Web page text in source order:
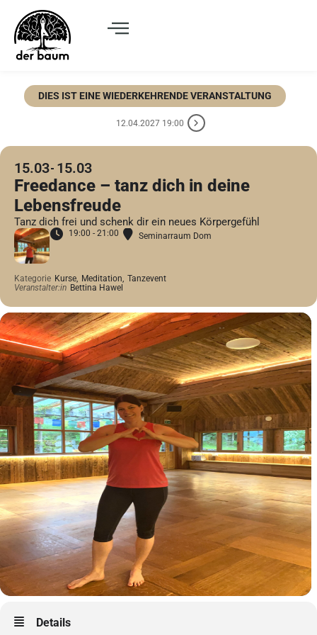
DIES IST EINE WIEDERKEHRENDE VERANSTALTUNG
12.04.2027 19:00
15.03 15.03
Freedance – tanz dich in deine
Lebensfreude
Tanz dich frei und schenk dir ein neues Körpergefühl
19:00 - 21:00 Seminarraum Dom
Kategorie Kurse, Meditation, Tanzevent
Veranstalter:in Bettina Hawel
Details